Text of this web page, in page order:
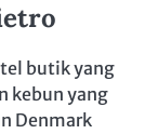
butik yang
kebun yang
Denmark